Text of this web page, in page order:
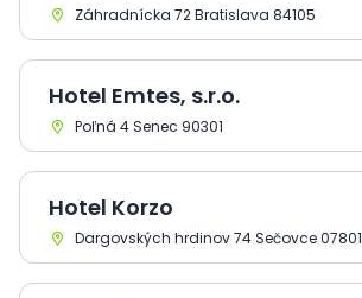
Záhradnícka 72 Bratislava 84105
Hotel Emtes, s.r.o.
Poľná 4 Senec 90301
Hotel Korzo
Dargovských hrdinov 74 Sečovce 07801